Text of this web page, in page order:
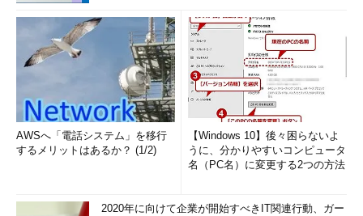
AWSへ「電話システム」を移行
するメリットはあるか？ (1/2)
【Windows 10】後々困らないよ
うに、分かりやすいコンピュータ
名（PC名）に変更する2つの方法
2020年に向けて企業が開始すべきIT関連行動、ガー